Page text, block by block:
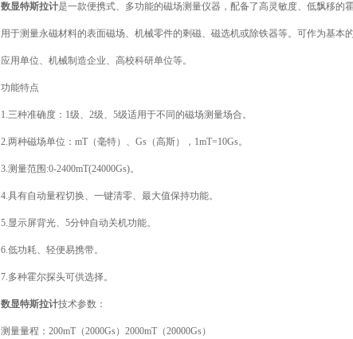
数显特斯拉计是一款便携式、多功能的磁场测量仪器，配备了高灵敏度、低飘移的
用于测量永磁材料的表面磁场、机械零件的剩磁、磁选机或除铁器等。可作为基本
应用单位、机械制造企业、高校科研单位等。
功能特点
1.三种准确度：1级、2级、5级适用于不同的磁场测量场合。
2.两种磁场单位：mT（毫特）、Gs（高斯），1mT=10Gs。
3.测量范围:0-2400mT(24000Gs)。
4.具有自动量程切换、一键清零、最大值保持功能。
5.显示屏背光、5分钟自动关机功能。
6.低功耗、轻便易携带。
7.多种霍尔探头可供选择。
数显特斯拉计技术参数：
测量量程：200mT（2000Gs）2000mT（20000Gs）